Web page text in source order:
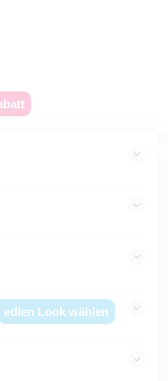
edlen Look wählen